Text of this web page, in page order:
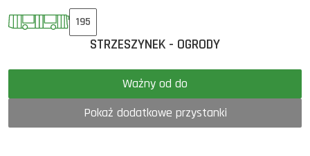
195
STRZESZYNEK - OGRODY
Ważny od do
Pokaż dodatkowe przystanki